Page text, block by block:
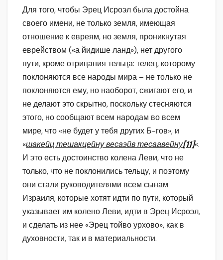
Для того, чтобы Эрец Исроэл была достойна
своего имени, не только земля, имеющая
отношение к евреям, но земля, проникнутая
еврейством («а йидише ланд»), нет другого
пути, кроме отрицания тельца: телец, которому
поклоняются все народы мира – не только не
поклоняются ему, но наоборот, сжигают его, и
не делают это скрытно, поскольку стесняются
этого, но сообщают всем народам во всем
мире, что «не будет у тебя других Б-гов», и
«шакейц тешакцейну весаэйв тесаавейну[11]«.
И это есть достоинство колена Леви, что не
только, что не поклонились тельцу, и поэтому
они стали руководителями всем сынам
Израиля, которые хотят идти по пути, который
указывает им колено Леви, идти в Эрец Исроэл,
и сделать из нее «Эрец тойво урхово», как в
духовности, так и в материальности.